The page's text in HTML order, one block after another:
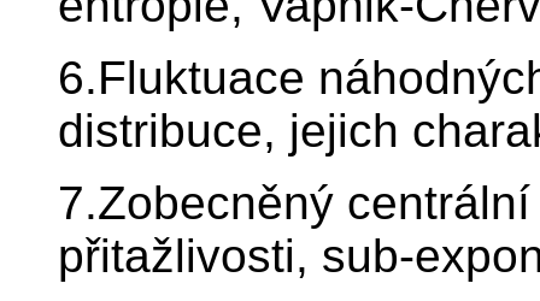
6.Fluktuace
distribuce, jejich
7.Zobecněný
přitažlivosti, sub-